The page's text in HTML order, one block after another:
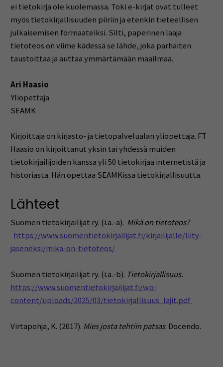
ei tietokirja ole kuolemassa. Toki e-kirjat ovat tulleet
myös tietokirjallisuuden piiriin ja etenkin tieteellisen
julkaisemisen formaateiksi. Silti, paperinen laaja
tietoteos on viime kädessä se lähde, joka parhaiten
taustoittaa ja auttaa ymmärtämään maailmaa.
Ari Haasio
Yliopettaja
SEAMK
Kirjoittaja on kirjasto- ja tietopalvelualan yliopettaja. FT
Haasio on kirjoittanut yksin tai yhdessä muiden
tietokirjailijoiden kanssa yli 50 tietokirjaa internetistä ja
historiasta. Hän opettaa SEAMKissa tietokirjallisuutta.
Lähteet
Suomen tietokirjailijat ry. (i.a.-a). Mikä on tietoteos?
https://www.suomentietokirjailijat.fi/kirjailijalle/liity-
jaseneksi/mika-on-tietoteos/
Suomen tietokirjailijat ry. (i.a.-b). Tietokirjallisuus.
https://www.suomentietokirjailijat.fi/wp-
content/uploads/2025/03/tietokirjallisuus_lajit.pdf
Virtapohja, K. (2017). Mies josta tehtiin patsas. Docendo.